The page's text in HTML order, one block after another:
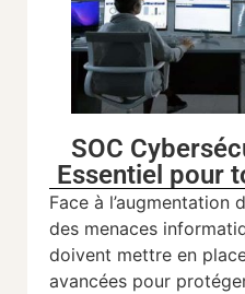
SOC
Essentiel pour
Face à l’augmentation
des menaces
doivent mettre en
avancées pour